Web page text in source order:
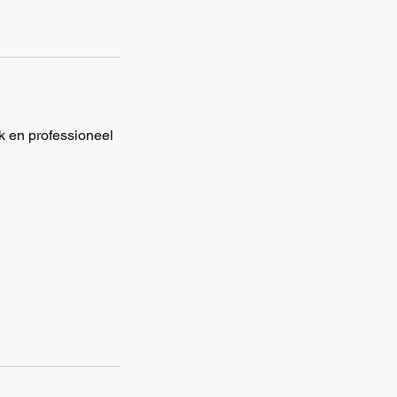
en professioneel